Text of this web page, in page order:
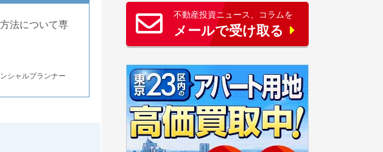
法について専
シャルプランナー
不動産投資ニュース、コラムを
メールで受け取る